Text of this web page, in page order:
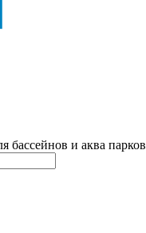
бассейнов и аква парков